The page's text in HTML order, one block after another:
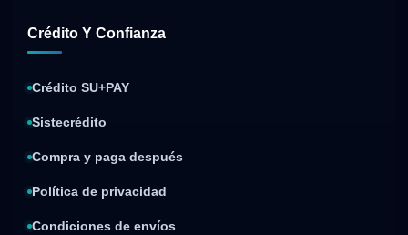
Crédito Y Confianza
Crédito SU+PAY
Sistecrédito
Compra y paga después
Política de privacidad
Condiciones de envíos